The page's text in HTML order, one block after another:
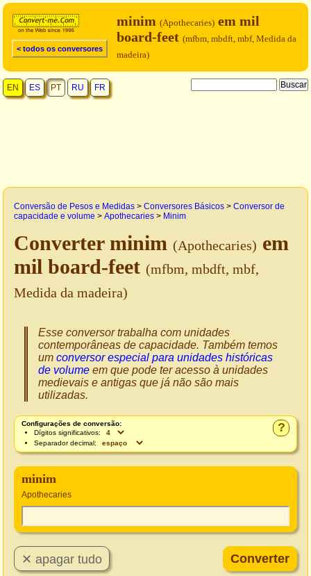
< todos os conversores
minim (Apothecaries) em mil
board-feet (mfbm, mbdft, mbf, Medida da
madeira)
EN ES PT RU FR
Conversão de Pesos e Medidas > Conversores Básicos > Conversor de
capacidade e volume > Apothecaries > Minim
Converter minim (Apothecaries) em
mil board-feet (mfbm, mbdft, mbf,
Medida da madeira)
Esse conversor trabalha com unidades
contemporâneas de capacidade. Também temos
um conversor especial para unidades históricas
de volume em que pode ter acesso à unidades
medievais e antigas que já não são mais
utilizadas.
?
Configurações de conversão:
Dígitos significativos:
Separador decimal:
minim
Apothecaries